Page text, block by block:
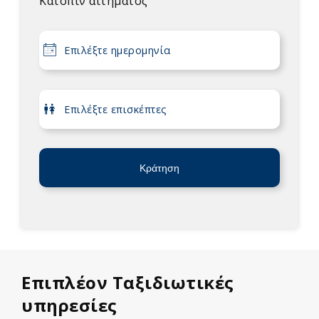
Κράτηση
Δοκιμάστε μια μεγάλη ποικιλία κρασιών, μια μοναδική
μερικά από τα καλύτερα οινοποιεία του νησιού και να
δοκιμάσετε ασύγκριτο κρασί Σαντορίνης, καθώς και
Επιπλέον Ταξιδιωτικές
υπηρεσίες